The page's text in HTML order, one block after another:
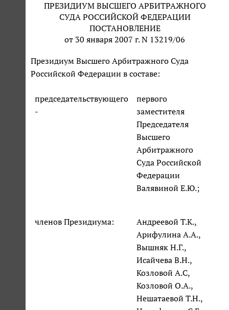
ПРЕЗИДИУМ ВЫСШЕГО АРБИТРАЖНОГО
СУДА РОССИЙСКОЙ ФЕДЕРАЦИИ
ПОСТАНОВЛЕНИЕ
от 30 января 2007 г. N 13219/06
Президиум Высшего Арбитражного Суда
Российской Федерации в составе:
председательствующего
-
первого
заместителя
Председателя
Высшего
Арбитражного
Суда Российской
Федерации
Валявиной Е.Ю.;
членов Президиума:
Андреевой Т.К.,
Арифулина А.А.,
Вышняк Н.Г.,
Исайчева В.Н.,
Козловой А.С,
Козловой О.А.,
Нешатаевой Т.Н.,